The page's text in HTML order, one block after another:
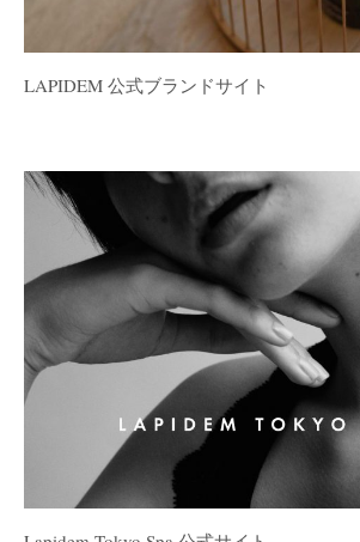
LAPIDEM 公式ブランドサイト